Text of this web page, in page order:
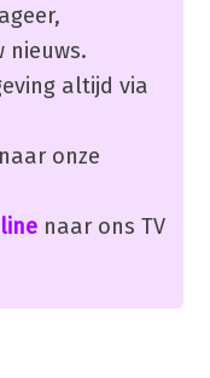
nieuws.
altijd via
onze
naar ons TV